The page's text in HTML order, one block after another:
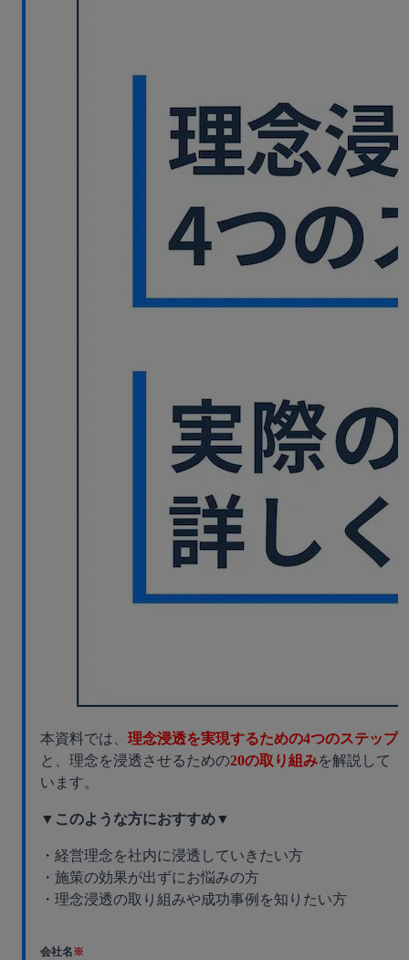
本資料では、 理念浸透を実現するための4つのステップ
と、理念を浸透させるための20の取り組みを解説して
います。
▼このような方におすすめ▼
・経営理念を社内に浸透していきたい方
・施策の効果が出ずにお悩みの方
・理念浸透の取り組みや成功事例を知りたい方
会社名※